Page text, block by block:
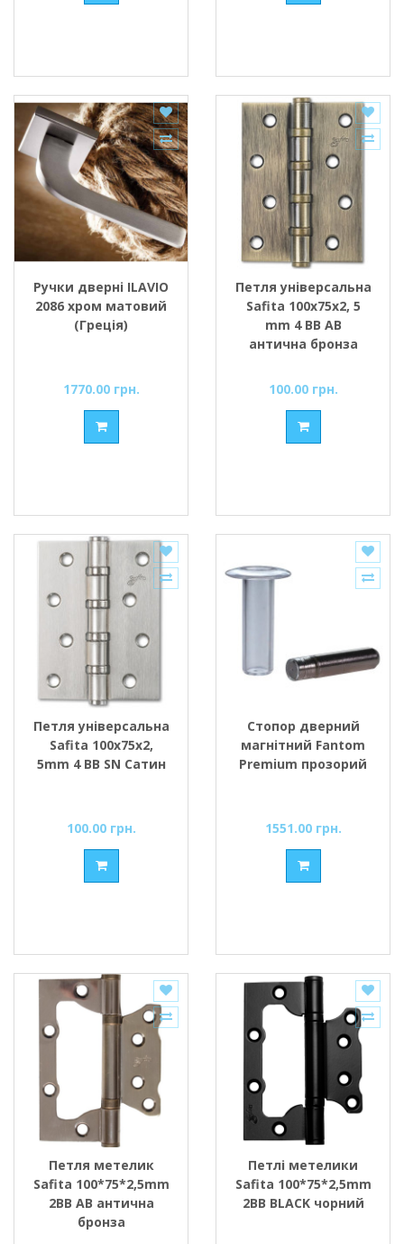
Ручки дверні ILAVIO
2086 хром матовий
(Греція)
1770.00 грн.
Петля універсальна
Safita 100х75х2, 5
mm 4 BB AB
антична бронза
100.00 грн.
Петля універсальна
Safita 100х75х2,
5mm 4 BB SN Сатин
100.00 грн.
Стопор дверний
магнітний Fantom
Premium прозорий
1551.00 грн.
Петля метелик
Safita 100*75*2,5mm
2BB AB антична
бронза
Петлі метелики
Safita 100*75*2,5mm
2BB BLACK чорний